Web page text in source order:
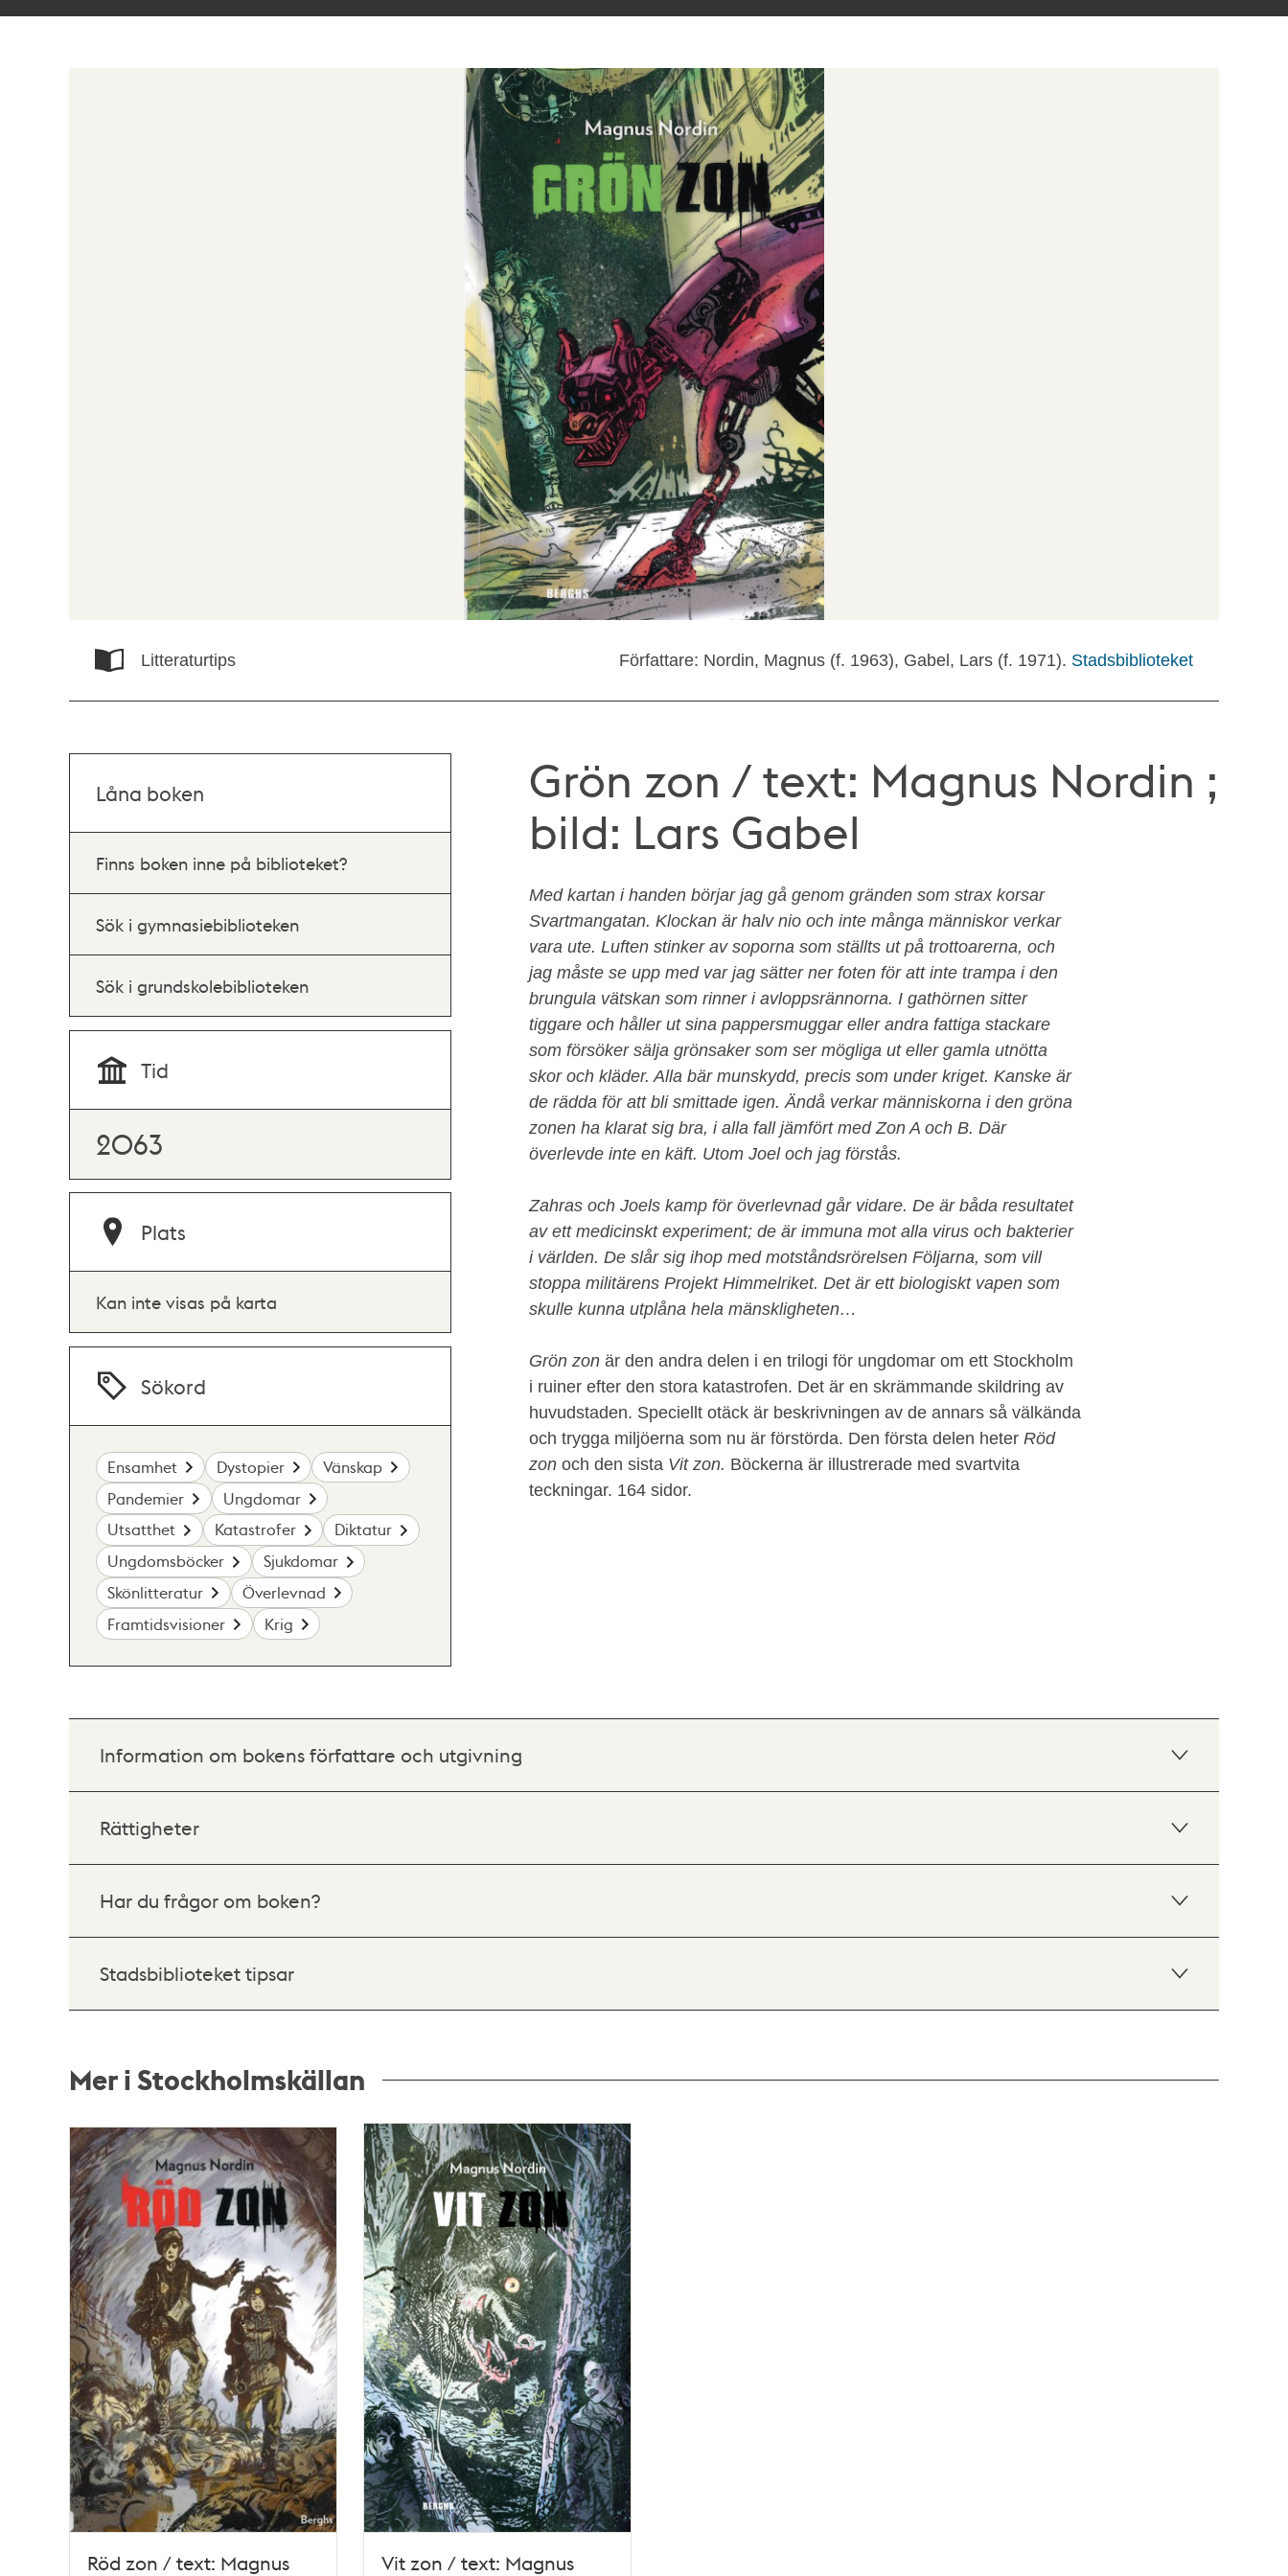
Litteraturtips Författare: Nordin, Magnus (f. 1963), Gabel, Lars (f. 1971). Stadsbiblioteket
Grön zon / text: Magnus Nordin ;
bild: Lars Gabel
Med kartan i handen börjar jag gå genom gränden som strax korsar
Svartmangatan. Klockan är halv nio och inte många människor verkar
vara ute. Luften stinker av soporna som ställts ut på trottoarerna, och
jag måste se upp med var jag sätter ner foten för att inte trampa i den
brungula vätskan som rinner i avloppsrännorna. I gathörnen sitter
tiggare och håller ut sina pappersmuggar eller andra fattiga stackare
som försöker sälja grönsaker som ser mögliga ut eller gamla utnötta
skor och kläder. Alla bär munskydd, precis som under kriget. Kanske är
de rädda för att bli smittade igen. Ändå verkar människorna i den gröna
zonen ha klarat sig bra, i alla fall jämfört med Zon A och B. Där
överlevde inte en käft. Utom Joel och jag förstås.
Zahras och Joels kamp för överlevnad går vidare. De är båda resultatet
av ett medicinskt experiment; de är immuna mot alla virus och bakterier
i världen. De slår sig ihop med motståndsrörelsen Följarna, som vill
stoppa militärens Projekt Himmelriket. Det är ett biologiskt vapen som
skulle kunna utplåna hela mänskligheten…
Grön zon är den andra delen i en trilogi för ungdomar om ett Stockholm
i ruiner efter den stora katastrofen. Det är en skrämmande skildring av
huvudstaden. Speciellt otäck är beskrivningen av de annars så välkända
och trygga miljöerna som nu är förstörda. Den första delen heter Röd
zon och den sista Vit zon. Böckerna är illustrerade med svartvita
teckningar. 164 sidor.
Låna boken
Finns boken inne på biblioteket?
Sök i gymnasiebiblioteken
Sök i grundskolebiblioteken
Tid
2063
Plats
Kan inte visas på karta
Sökord
Ensamhet Dystopier
Vänskap
Pandemier
Ungdomar
Utsatthet
Katastrofer
Diktatur
Ungdomsböcker
Sjukdomar
Skönlitteratur
Överlevnad
Framtidsvisioner
Krig
Information om bokens författare och utgivning
Rättigheter
Har du frågor om boken?
Stadsbiblioteket tipsar
Mer i Stockholmskällan
Relaterade
poster
och
teman
Röd zon / text: Magnus
Vit zon / text: Magnus